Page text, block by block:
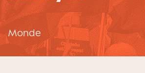
Monde